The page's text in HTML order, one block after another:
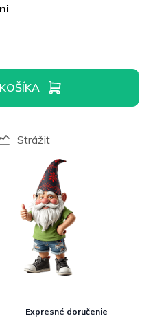
Strážiť
Expresné doručenie